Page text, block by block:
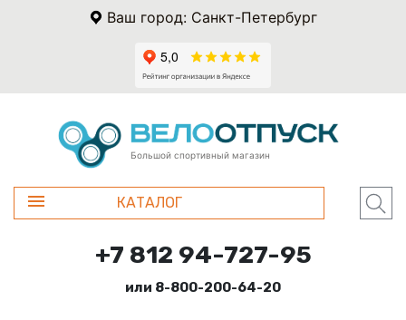
Ваш город: Санкт-Петербург
Большой спортивный магазин
КАТАЛОГ
+7 812 94-727-95
или 8-800-200-64-20